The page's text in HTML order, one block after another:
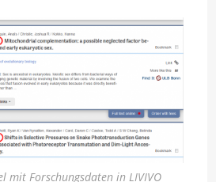
mit Forschungsdaten in LIVIVO